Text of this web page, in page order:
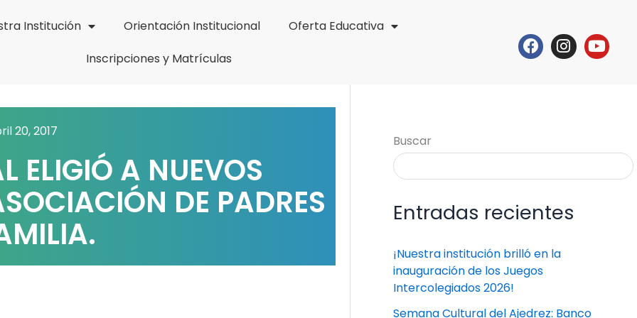
Institución Orientación Institucional
Oferta Educativa
Inscripciones y Matrículas
Facebook
20, 2017
ELIGIÓ A NUEVOS
DE PADRES
Buscar
Entradas recientes
¡Nuestra institución brilló en la
inauguración de los Juegos
Intercolegiados 2026!
Semana Cultural del Ajedrez: Banco